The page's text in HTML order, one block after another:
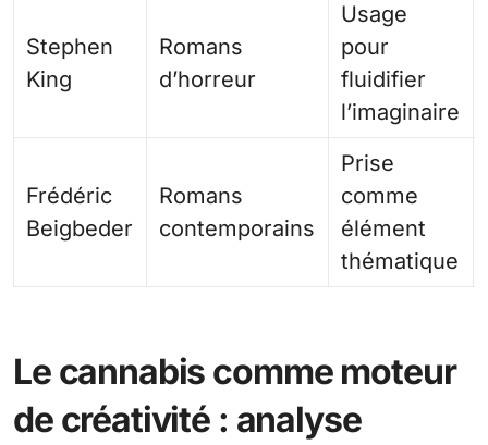
Stephen
King
Romans
d’horreur
Usage
pour
fluidifier
l’imaginaire
Frédéric
Beigbeder
Romans
contemporains
Prise
comme
élément
thématique
Le cannabis comme moteur
de créativité : analyse